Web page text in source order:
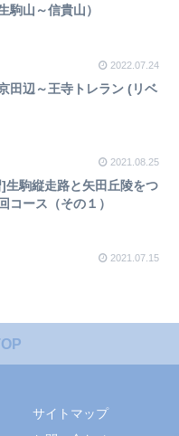
駒山～信貴山）
2022.07.24
田辺～王寺トレラン (リベ
2021.08.25
生駒縦走路と矢田丘陵をつ
コース（その１）
2021.07.15
サイトマップ